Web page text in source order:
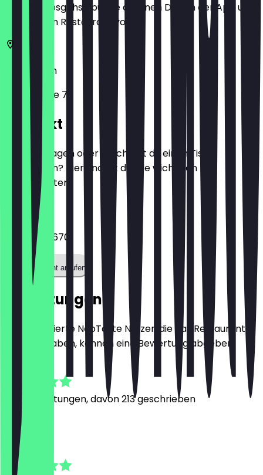
Bevor du losgehst, buche dir einen Deal in der App und
zeige ihn im Restaurant vor.
50674
Köln
Roonstraße 71
Kontakt
Hast du Fragen oder möchtest du einen Tisch
reservieren? Hier findest du alle wichtigen
Kontaktdaten.
Telefon
022156093670
Restaurant anrufen
Bewertungen
Nur registrierte NeoTaste Nutzer, die das Restaurant
besucht haben, können eine Bewertung abgeben.
Bewertungen, davon 213 geschrieben